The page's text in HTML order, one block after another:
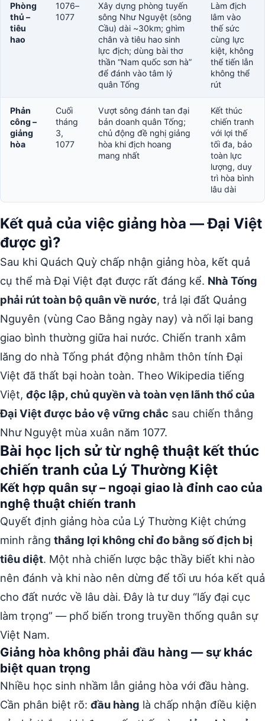
Phòng
thủ –
tiêu
hao
1076–
1077
Xây dựng phòng tuyến
sông Như Nguyệt (sông
Cầu) dài ~30km; ghìm
chân và tiêu hao sinh
lực địch; dùng bài thơ
thần “Nam quốc sơn hà”
để đánh vào tâm lý
quân Tống
Làm địch
lâm vào
thế sức
cùng lực
kiệt, không
thể tiến lẫn
không thể
rút
Phản
công –
giảng
hòa
Cuối
tháng
3,
1077
Vượt sông đánh tan đại
bản doanh quân Tống;
chủ động đề nghị giảng
hòa khi địch hoang
mang nhất
Kết thúc
chiến tranh
với lợi thế
tối đa, bảo
toàn lực
lượng, duy
trì hòa bình
lâu dài
Kết quả của việc giảng hòa — Đại Việt
được gì?
Sau khi Quách Quỳ chấp nhận giảng hòa, kết quả
cụ thể mà Đại Việt đạt được rất đáng kể. Nhà Tống
phải rút toàn bộ quân về nước, trả lại đất Quảng
Nguyên (vùng Cao Bằng ngày nay) và nối lại bang
giao bình thường giữa hai nước. Chiến tranh xâm
lăng do nhà Tống phát động nhằm thôn tính Đại
Việt đã thất bại hoàn toàn. Theo Wikipedia tiếng
Việt, độc lập, chủ quyền và toàn vẹn lãnh thổ của
Đại Việt được bảo vệ vững chắc sau chiến thắng
Như Nguyệt mùa xuân năm 1077.
Bài học lịch sử từ nghệ thuật kết thúc
chiến tranh của Lý Thường Kiệt
Kết hợp quân sự – ngoại giao là đỉnh cao của
nghệ thuật chiến tranh
Quyết định giảng hòa của Lý Thường Kiệt chứng
minh rằng thắng lợi không chỉ đo bằng số địch bị
tiêu diệt. Một nhà chiến lược bậc thầy biết khi nào
nên đánh và khi nào nên dừng để tối ưu hóa kết quả
cho đất nước về lâu dài. Đây là tư duy “lấy đại cục
làm trọng” — phổ biến trong truyền thống quân sự
Việt Nam.
Giảng hòa không phải đầu hàng — sự khác
biệt quan trọng
Nhiều học sinh nhầm lẫn giảng hòa với đầu hàng.
Cần phân biệt rõ: đầu hàng là chấp nhận điều kiện